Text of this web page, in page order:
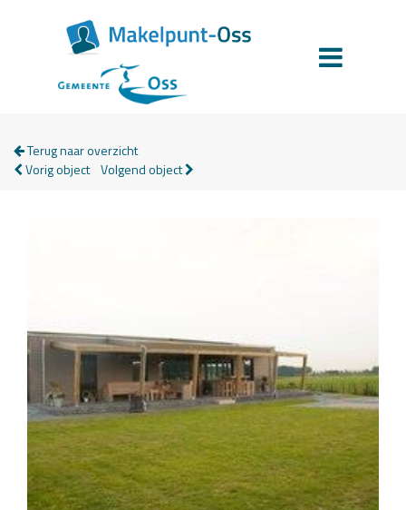
Terug naar overzicht
Vorig object Volgend object